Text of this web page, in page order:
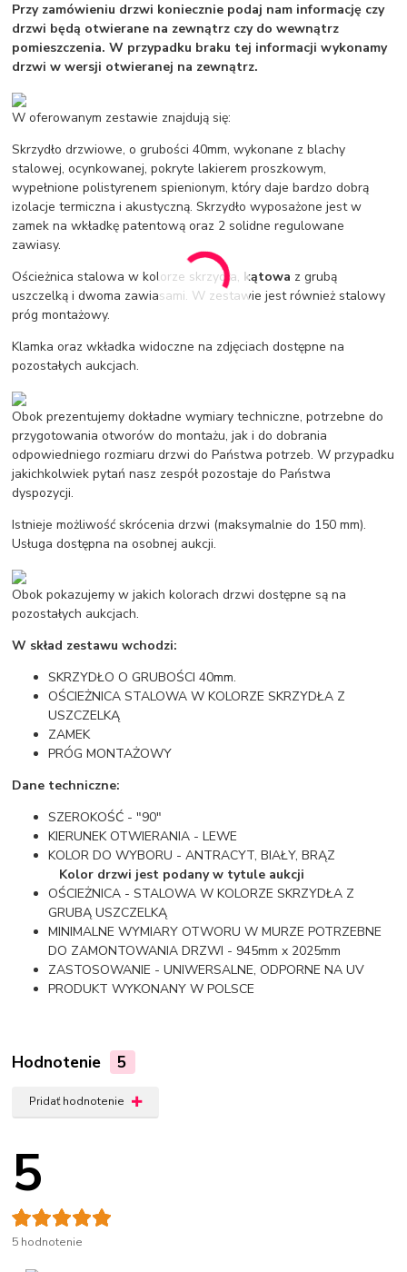
Przy zamówieniu drzwi koniecznie podaj nam informację czy
drzwi będą otwierane na zewnątrz czy do wewnątrz
pomieszczenia. W przypadku braku tej informacji wykonamy
drzwi w wersji otwieranej na zewnątrz.
W oferowanym zestawie znajdują się:
Skrzydło drzwiowe, o grubości 40mm, wykonane z blachy
stalowej, ocynkowanej, pokryte lakierem proszkowym,
wypełnione polistyrenem spienionym, który daje bardzo dobrą
izolacje termiczna i akustyczną. Skrzydło wyposażone jest w
zamek na wkładkę patentową oraz 2 solidne regulowane
zawiasy.
Ościeżnica stalowa w kolorze skrzydła, kątowa z grubą
uszczelką i dwoma zawiasami. W zestawie jest również stalowy
próg montażowy.
Klamka oraz wkładka widoczne na zdjęciach dostępne na
pozostałych aukcjach.
Obok prezentujemy dokładne wymiary techniczne, potrzebne do
przygotowania otworów do montażu, jak i do dobrania
odpowiedniego rozmiaru drzwi do Państwa potrzeb. W przypadku
jakichkolwiek pytań nasz zespół pozostaje do Państwa
dyspozycji.
Istnieje możliwość skrócenia drzwi (maksymalnie do 150 mm).
Usługa dostępna na osobnej aukcji.
Obok pokazujemy w jakich kolorach drzwi dostępne są na
pozostałych aukcjach.
W skład zestawu wchodzi:
SKRZYDŁO O GRUBOŚCI 40mm.
OŚCIEŻNICA STALOWA W KOLORZE SKRZYDŁA Z
USZCZELKĄ
ZAMEK
PRÓG MONTAŻOWY
Dane techniczne:
SZEROKOŚĆ - "90"
KIERUNEK OTWIERANIA - LEWE
KOLOR DO WYBORU - ANTRACYT, BIAŁY, BRĄZ
Kolor drzwi jest podany w tytule aukcji
OŚCIEŻNICA - STALOWA W KOLORZE SKRZYDŁA Z
GRUBĄ USZCZELKĄ
MINIMALNE WYMIARY OTWORU W MURZE POTRZEBNE
DO ZAMONTOWANIA DRZWI - 945mm x 2025mm
ZASTOSOWANIE - UNIWERSALNE, ODPORNE NA UV
PRODUKT WYKONANY W POLSCE
Hodnotenie 5
Pridať hodnotenie
5
5 hodnotenie